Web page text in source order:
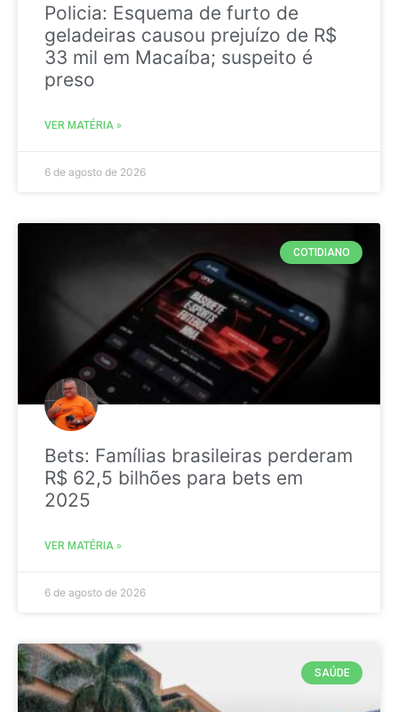
Policia: Esquema de furto de
geladeiras causou prejuízo de R$
33 mil em Macaíba; suspeito é
preso
VER MATÉRIA »
6 de agosto de 2026
COTIDIANO
Bets: Famílias brasileiras perderam
R$ 62,5 bilhões para bets em
2025
VER MATÉRIA »
6 de agosto de 2026
SAÚDE